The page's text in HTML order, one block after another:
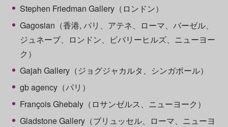
Stephen Friedman Gallery（ロンドン）
Gagosian（香港, パリ、アテネ、ローマ、バーゼル、
ジュネーブ、ロンドン、ビバリーヒルズ、ニューヨー
ク）
Gajah Gallery（ジョグジャカルタ、シンガポール）
gb agency（パリ）
François Ghebaly（ロサンゼルス、ニューヨーク）
Gladstone Gallery（ブリュッセル、ローマ、ニューヨ